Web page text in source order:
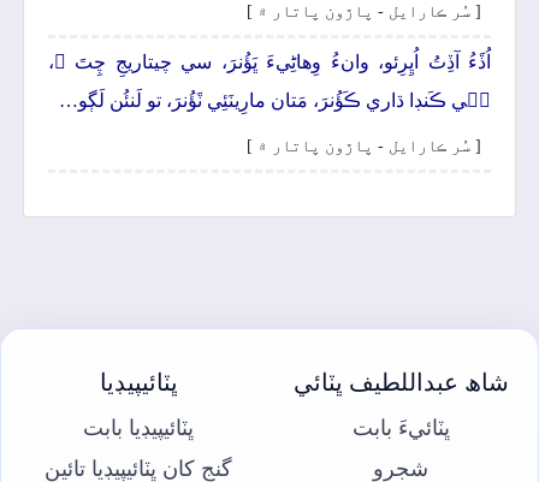
[ سُر ڪارايل - پاڙون پاتار ۾ ]
اُڏَءُ آڏِتُ اُڀِرِئو، وانءُ وِھاڻِيءَ ڀَؤُنرَ، سي چيتاريجِ چِتَ ۾،
جٖي ڪَنڊا ڌاري ڪَؤُنرَ، مَتان مارِينَئِي ٽَؤُنرَ، تو لَنئُن لَڳو…
[ سُر ڪارايل - پاڙون پاتار ۾ ]
شاھ عبداللطيف ڀٽائي
ڀٽائيءَ بابت
شجرو
ڀٽائيپيڊيا
ڀٽائيپيڊيا بابت
گنج کان ڀٽائيپيڊيا تائين